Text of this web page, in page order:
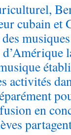
cubain et
activités
en